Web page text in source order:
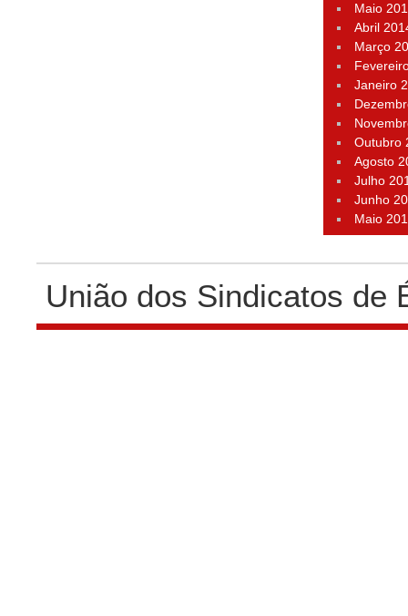
Maio
Abril
Março
Janeiro
Outubro
Agosto
Julho
Junho
Maio
União dos Sindicatos de